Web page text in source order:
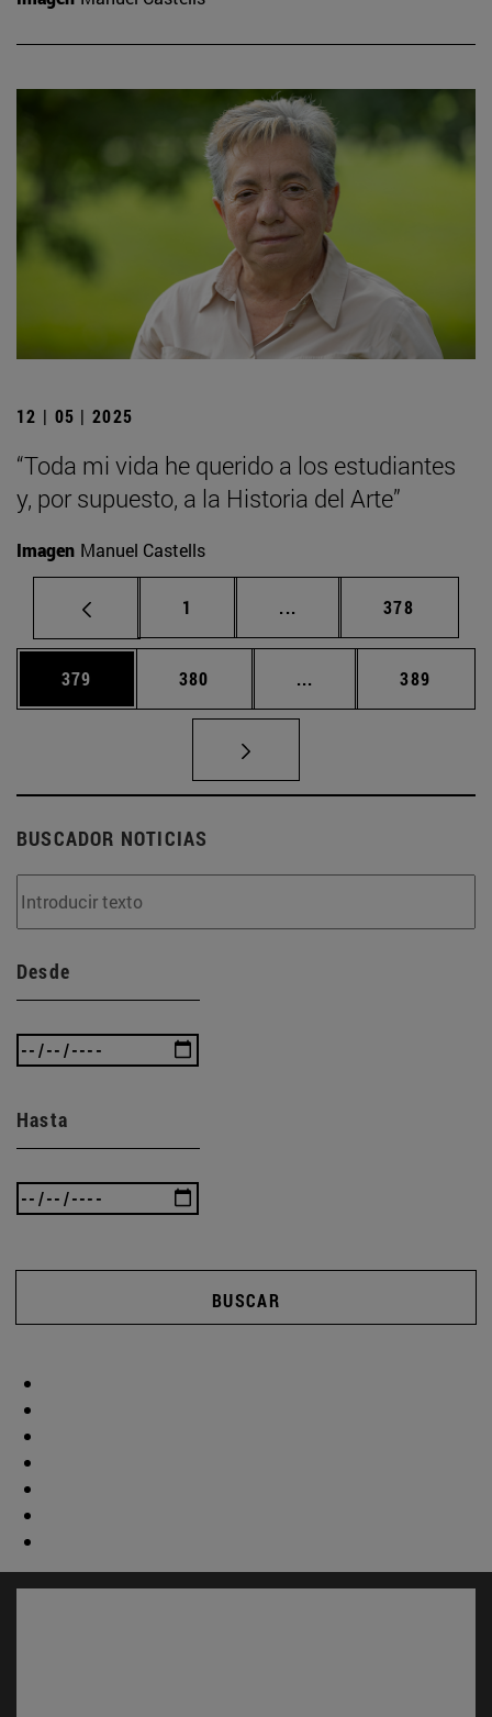
12 | 05 | 2025
“Toda mi vida he querido a los estudiantes
y, por supuesto, a la Historia del Arte”
Imagen Manuel Castells
Página
1 ... Páginas intermedias
Página
378
Página
379 Página
380 ... Páginas intermedias
Página
389
BUSCADOR NOTICIAS
Desde
Hasta
BUSCAR